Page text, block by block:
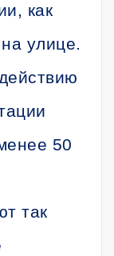
как
улице.
50
так